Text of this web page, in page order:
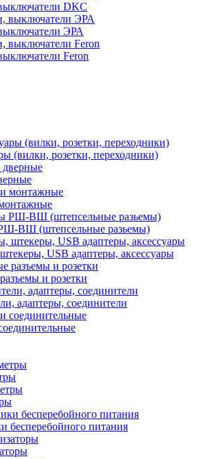
DKC
ЭРА
Feron
(вилки, розетки, переходники)
ВШ (штепсельные разьемы)
USB адаптеры, аксессуары
и розетки
адаптеры, соединители
бесперебойного питания